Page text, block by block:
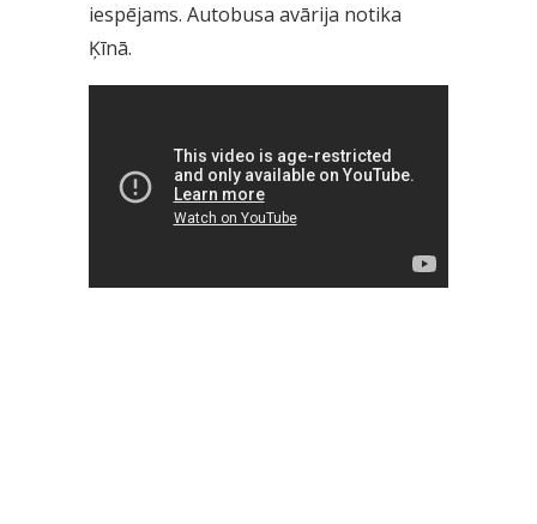
iespējams. Autobusa avārija notika
Ķīnā.